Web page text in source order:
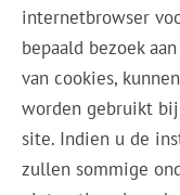
internetbrowser
bepaald bezoek
van cookies,
worden gebruikt
site. Indien u de
zullen sommige